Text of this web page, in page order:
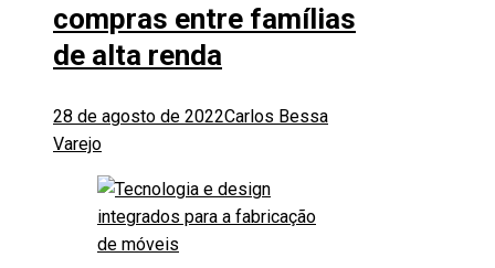
compras entre famílias
de alta renda
28 de agosto de 2022Carlos Bessa
Varejo